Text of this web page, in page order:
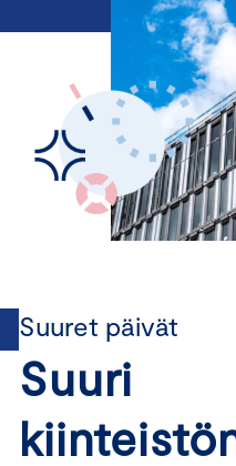
Suuret päivät
Suuri